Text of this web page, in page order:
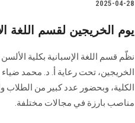
2025-04-28
يوم الخريجين لقسم اللغة
نظّم قسم اللغة الإسبانية بكلية
الخريجين، تحت رعاية أ. د. محمد
الكلية، وبحضور عدد كبير من الطلاب
مناصب بارزة في مجالات مختلفة.